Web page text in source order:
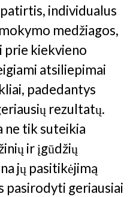
individualus
medžiagos,
prie kiekvieno
atsiliepimai
padedantys
rezultatų.
ne tik suteikia
ir įgūdžių
jų pasitikėjimą
pasirodyti geriausiai